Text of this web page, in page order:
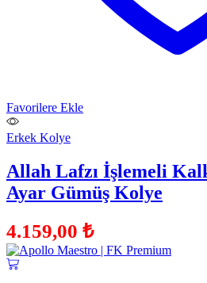
Favorilere Ekle
Erkek Kolye
Allah Lafzı İşlemeli
Ayar Gümüş Kolye
4.159,00 ₺